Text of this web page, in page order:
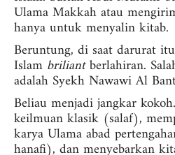
Ulama Makkah atau
hanya untuk menyalin kitab.
Beruntung, di saat darurat
Islam briliantberlahiran.
adalah Syekh Nawawi Al
Beliau menjadi jangkar
keilmuan klasik (salaf),
karya Ulama abad
hanafi), dan menyebarkan